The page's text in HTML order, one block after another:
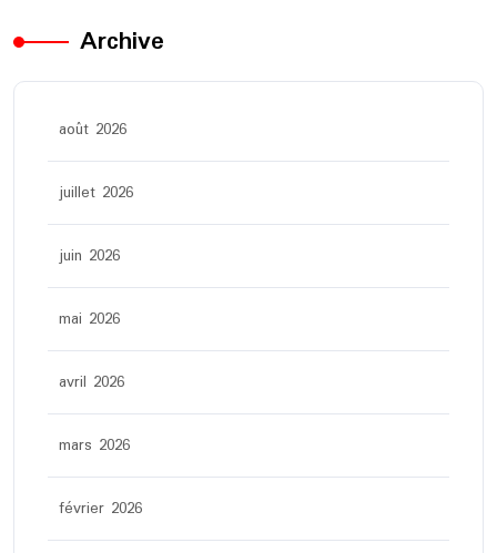
Archive
août 2026
juillet 2026
juin 2026
mai 2026
avril 2026
mars 2026
février 2026